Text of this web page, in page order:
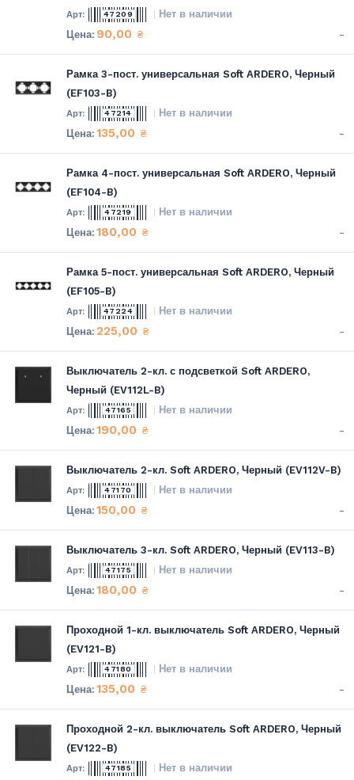
47209 Нет в наличии
90,00 ₴ -
Рамка 3-пост. универсальная Soft ARDERO, Черный
(EF103-B)
47214 Нет в наличии
135,00 ₴ -
Рамка 4-пост. универсальная Soft ARDERO, Черный
(EF104-B)
47219 Нет в наличии
180,00 ₴ -
Рамка 5-пост. универсальная Soft ARDERO, Черный
(EF105-B)
47224 Нет в наличии
225,00 ₴ -
Выключатель 2-кл. с подсветкой Soft ARDERO,
Черный (EV112L-B)
47165 Нет в наличии
190,00 ₴ -
Выключатель 2-кл. Soft ARDERO, Черный (EV112V-B)
47170 Нет в наличии
150,00 ₴ -
Выключатель 3-кл. Soft ARDERO, Черный (EV113-B)
47175 Нет в наличии
180,00 ₴ -
Проходной 1-кл. выключатель Soft ARDERO, Черный
(EV121-B)
47180 Нет в наличии
135,00 ₴ -
Проходной 2-кл. выключатель Soft ARDERO, Черный
(EV122-B)
47185 Нет в наличии